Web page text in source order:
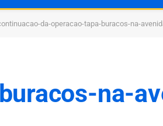
da-operacao-tapa-buracos-na-
na-